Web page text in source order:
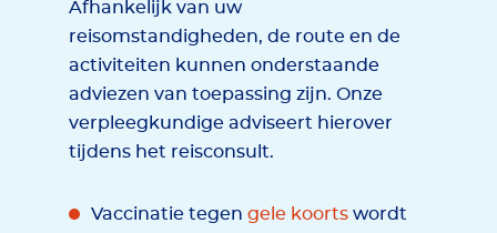
Afhankelijk van uw
reisomstandigheden, de route en de
activiteiten kunnen onderstaande
adviezen van toepassing zijn. Onze
verpleegkundige adviseert hierover
tijdens het reisconsult.
Vaccinatie tegen gele koorts wordt